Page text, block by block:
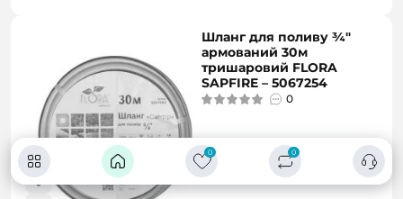
0 0
Шланг для поливу ¾"
армований 30м
тришаровий FLORA
SAPFIRE – 5067254
0